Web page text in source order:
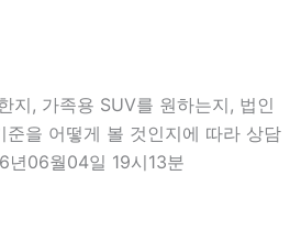
지, 가족용 SUV를 원하는지, 법인
을 어떻게 볼 것인지에 따라 상담
년06월04일 19시13분